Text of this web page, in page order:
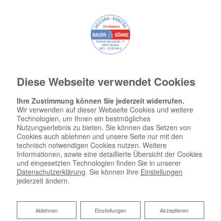
Fördermittel für barrierefreie
Bäder
Diese Webseite verwendet Cookies
Ihre Zustimmung können Sie jederzeit widerrufen.
Wir verwenden auf dieser Webseite Cookies und weitere
Technologien, um Ihnen ein bestmögliches
Nutzungserlebnis zu bieten. Sie können das Setzen von
Cookies auch ablehnen und unsere Seite nur mit den
technisch notwendigen Cookies nutzen. Weitere
Informationen, sowie eine detaillierte Übersicht der Cookies
und eingesetzten Technologien finden Sie in unserer
Datenschutzerklärung. Sie können Ihre Einstellungen
jederzeit ändern.
Akzeptieren
Einstellungen
Ablehnen
Ablehnen